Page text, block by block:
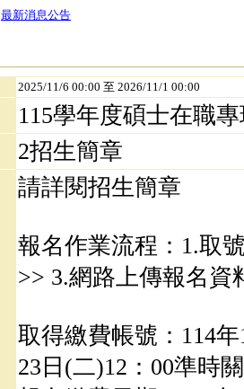
最新消息公告
2025/11/6 00:00 至 2026/11/1 00:00
115學年度碩士在職
2招生簡章
請詳閱招生簡章
報名作業流程：1.取
>> 3.網路上傳報名資
取得繳費帳號：114
23日(二)12：00準時